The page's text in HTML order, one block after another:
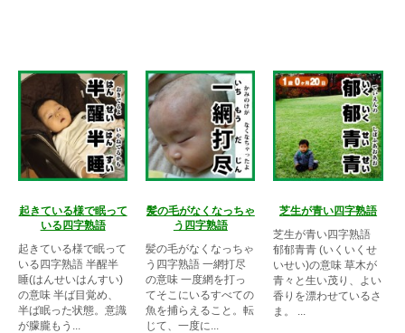
起きている様で眠って
いる四字熟語
起きている様で眠って
いる四字熟語 半醒半
睡(はんせいはんすい)
の意味 半ば目覚め、
半ば眠った状態。意識
が朦朧もう...
髪の毛がなくなっちゃ
う四字熟語
髪の毛がなくなっちゃ
う四字熟語 一網打尽
の意味 一度網を打っ
てそこにいるすべての
魚を捕らえること。転
じて、一度に...
芝生が青い四字熟語
芝生が青い四字熟語
郁郁青青 (いくいくせ
いせい)の意味 草木が
青々と生い茂り、よい
香りを漂わせているさ
ま。 ...